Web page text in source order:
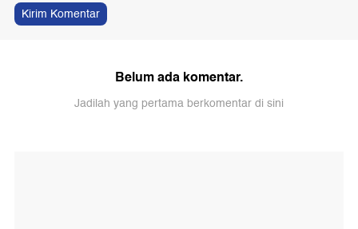
Kirim Komentar
Belum ada komentar.
Jadilah yang pertama berkomentar di sini